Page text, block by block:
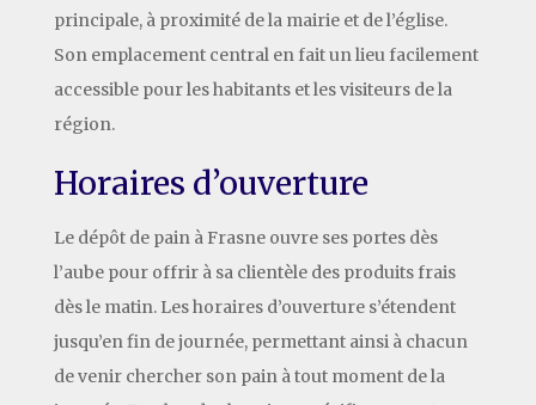
principale, à proximité de la mairie et de l’église.
Son emplacement central en fait un lieu facilement
accessible pour les habitants et les visiteurs de la
région.
Horaires d’ouverture
Le dépôt de pain à Frasne ouvre ses portes dès
l’aube pour offrir à sa clientèle des produits frais
dès le matin. Les horaires d’ouverture s’étendent
jusqu’en fin de journée, permettant ainsi à chacun
de venir chercher son pain à tout moment de la